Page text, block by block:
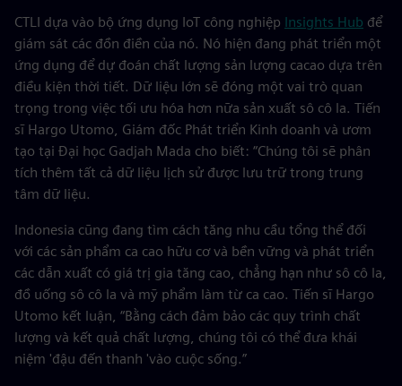
CTLI dựa vào bộ ứng dụng IoT công nghiệp Insights Hub để
giám sát các đồn điền của nó. Nó hiện đang phát triển một
ứng dụng để dự đoán chất lượng sản lượng cacao dựa trên
điều kiện thời tiết. Dữ liệu lớn sẽ đóng một vai trò quan
trọng trong việc tối ưu hóa hơn nữa sản xuất sô cô la. Tiến
sĩ Hargo Utomo, Giám đốc Phát triển Kinh doanh và ươm
tạo tại Đại học Gadjah Mada cho biết: “Chúng tôi sẽ phân
tích thêm tất cả dữ liệu lịch sử được lưu trữ trong trung
tâm dữ liệu.
Indonesia cũng đang tìm cách tăng nhu cầu tổng thể đối
với các sản phẩm ca cao hữu cơ và bền vững và phát triển
các dẫn xuất có giá trị gia tăng cao, chẳng hạn như sô cô la,
đồ uống sô cô la và mỹ phẩm làm từ ca cao. Tiến sĩ Hargo
Utomo kết luận, “Bằng cách đảm bảo các quy trình chất
lượng và kết quả chất lượng, chúng tôi có thể đưa khái
niệm 'đậu đến thanh 'vào cuộc sống.”